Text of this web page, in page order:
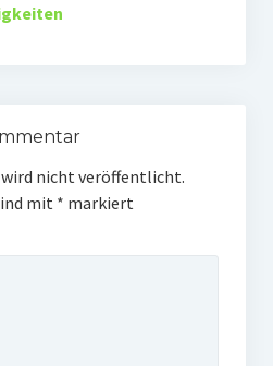
wird nicht veröffentlicht.
mit * markiert